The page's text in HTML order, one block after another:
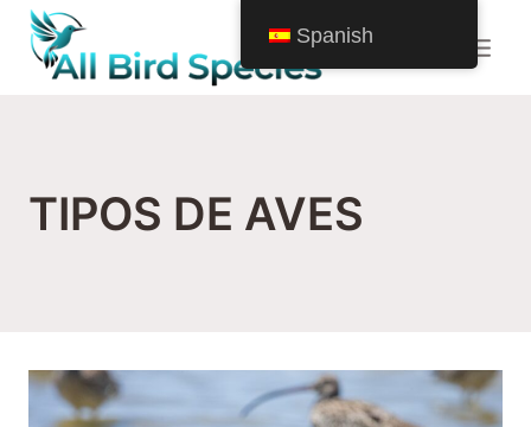
Saltar
TIPOS DE AVES
Spanish